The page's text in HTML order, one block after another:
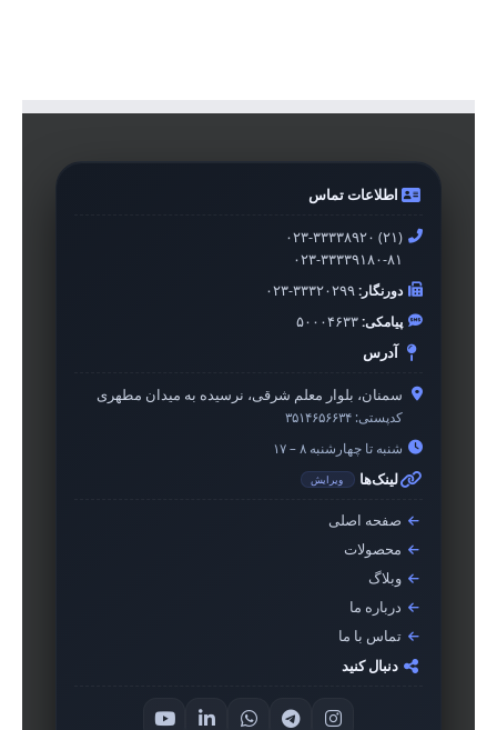
اطلاعات تماس
۰۲۳-۳۳۳۳۸۹۲۰ (۲۱)
۰۲۳-۳۳۳۳۹۱۸۰-۸۱
دورنگار:۰۲۳-۳۳۳۲۰۲۹۹
پیامکی:۵۰۰۰۴۶۳۳
آدرس
سمنان، بلوار معلم شرقی، نرسیده به میدان مطهری
کدپستی: ۳۵۱۴۶۵۶۶۳۴
شنبه تا چهارشنبه ۸ – ۱۷
لینک‌ها ویرایش
صفحه اصلی
محصولات
وبلاگ
درباره ما
تماس با ما
دنبال کنید